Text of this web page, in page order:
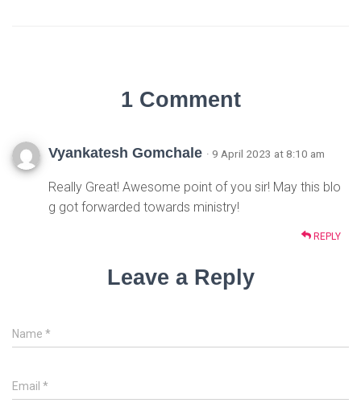
1 Comment
Vyankatesh Gomchale · 9 April 2023 at 8:10 am
Really Great! Awesome point of you sir! May this blo
g got forwarded towards ministry!
REPLY
Leave a Reply
Name *
Email *